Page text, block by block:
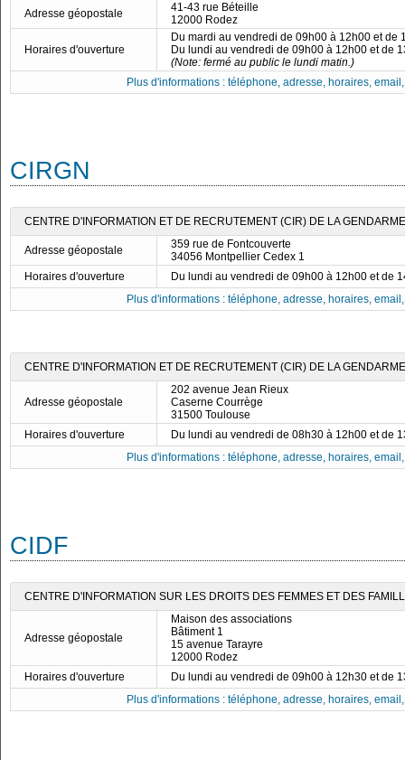
Adresse géopostale
41-43 rue Béteille
12000 Rodez
Horaires d'ouverture
Du mardi au vendredi de 09h00 à 12h00 et de
Du lundi au vendredi de 09h00 à 12h00 et de
(Note: fermé au public le lundi matin.)
Plus d'informations : téléphone, adresse, horaires,
CIRGN
CENTRE D'INFORMATION ET DE RECRUTEMENT (CIR) DE LA
Adresse géopostale
359 rue de Fontcouverte
34056 Montpellier Cedex 1
Horaires d'ouverture
Du lundi au vendredi de 09h00 à 12h00 et de
Plus d'informations : téléphone, adresse, horaires,
CENTRE D'INFORMATION ET DE RECRUTEMENT (CIR) DE LA
Adresse géopostale
202 avenue Jean Rieux
Caserne Courrège
31500 Toulouse
Horaires d'ouverture
Du lundi au vendredi de 08h30 à 12h00 et de
Plus d'informations : téléphone, adresse, horaires,
CIDF
CENTRE D'INFORMATION SUR LES DROITS DES FEMMES ET DES
Adresse géopostale
Maison des associations
Bâtiment 1
15 avenue Tarayre
12000 Rodez
Horaires d'ouverture
Du lundi au vendredi de 09h00 à 12h30 et de
Plus d'informations : téléphone, adresse, horaires,